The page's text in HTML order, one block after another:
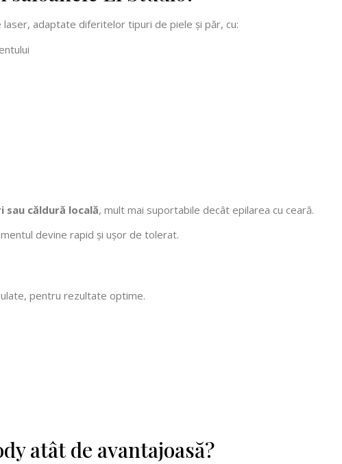
adaptate diferitelor tipuri de piele și păr, cu:
sau căldură locală, mult mai suportabile decât epilarea cu ceară.
devine rapid și ușor de tolerat.
pentru rezultate optime.
atât de avantajoasă?